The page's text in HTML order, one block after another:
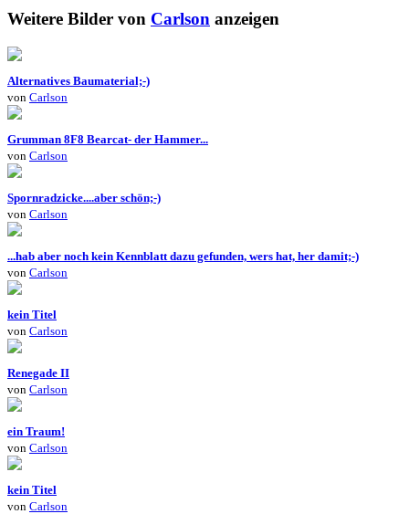
Weitere Bilder von Carlson anzeigen
Alternatives Baumaterial;-)
von Carlson
Grumman 8F8 Bearcat- der Hammer...
von Carlson
Spornradzicke....aber schön;-)
von Carlson
...hab aber noch kein Kennblatt dazu gefunden, wers hat, her damit;-)
von Carlson
kein Titel
von Carlson
Renegade II
von Carlson
ein Traum!
von Carlson
kein Titel
von Carlson